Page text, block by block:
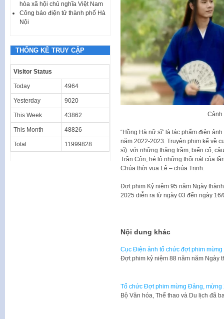
Cảnh
“Hồng Hà nữ sĩ” là tác phẩm điện
năm 2022-2023. Truyện phim kể về
sĩ) với những thăng trầm, biến cố,
Trần Côn, hé lộ những thối nát của
Chúa thời vua Lê – chúa Trịnh.
Đợt phim Kỷ niệm 95 năm Ngày
2025 diễn ra từ ngày 03 đến ngày 16/
Nội dung khác
Cục Điện ảnh tổ chức đợt phim
Đợt phim kỷ niệm 88 năm năm
Tổ chức Đợt phim mừng Đảng, mừng
Bộ Văn hóa, Thể thao và Du lịch đã
hòa xã hội chủ nghĩa Việt Nam
Công báo điện tử thành phố Hà
Nội
THỐNG KÊ TRUY CẬP
Visitor Status
Today 4964
Yesterday 9020
This Week 43862
This Month 48826
Total 11999828